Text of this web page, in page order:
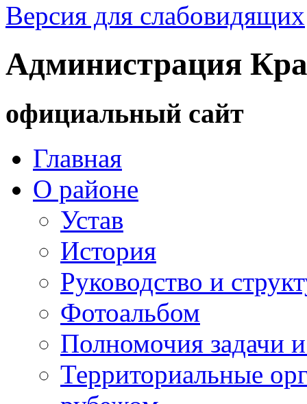
Версия для слабовидящих
Администрация
официальный сайт
Главная
О районе
Устав
История
Руководство и
Фотоальбом
Полномочия задачи
Территориальные